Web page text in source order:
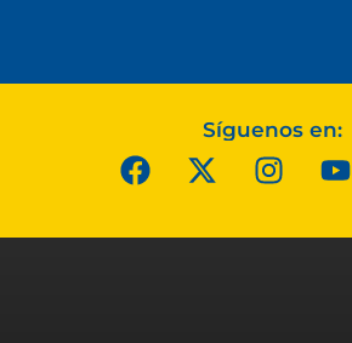
Síguenos en: